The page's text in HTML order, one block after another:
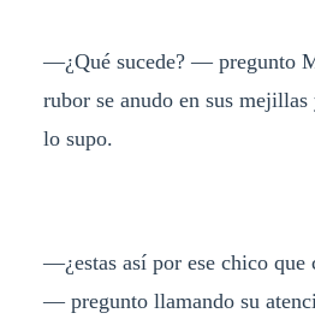
—¿Qué sucede? — pregunto
rubor se anudo en sus mejillas
lo supo.
—¿estas así por ese chico que
— pregunto llamando su